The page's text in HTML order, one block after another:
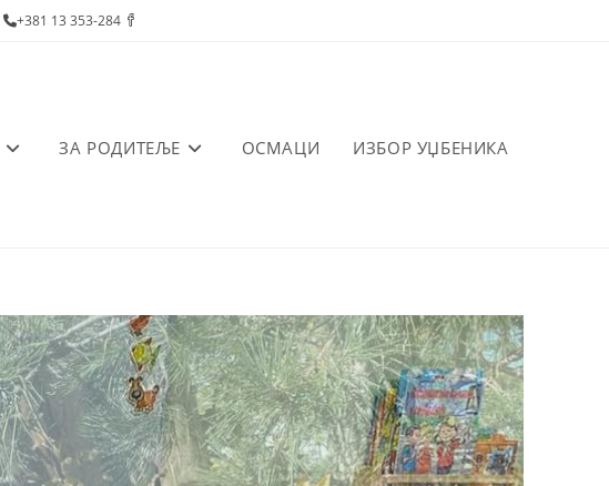
+381 13 353-284
ЗА РОДИТЕЉЕ ОСМАЦИ ИЗБОР УЏБЕНИКА